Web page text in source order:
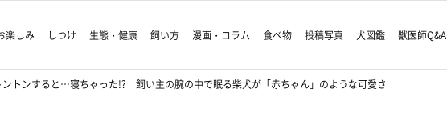
楽しみ しつけ 生態・健康 飼い方 漫画・コラム 食べ物 投稿写真 犬図鑑 獣医師Q&A
ントンすると…寝ちゃった!? 飼い主の腕の中で眠る柴犬が「赤ちゃん」のような可愛さ